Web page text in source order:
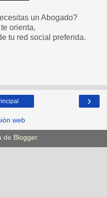
un Abogado?
orienta,
tu red social preferida.
›
web
de Blogger.